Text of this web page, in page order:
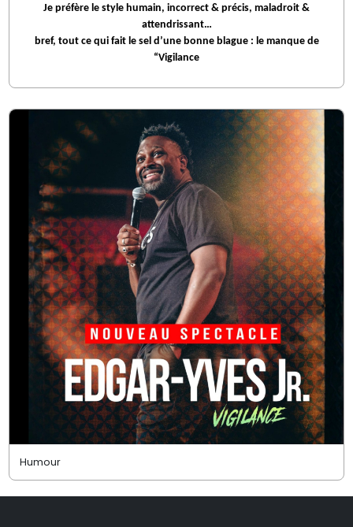
Je préfère le style humain, incorrect & précis, maladroit &
attendrissant…
bref, tout ce qui fait le sel d’une bonne blague : le manque de
“Vigilance
Humour